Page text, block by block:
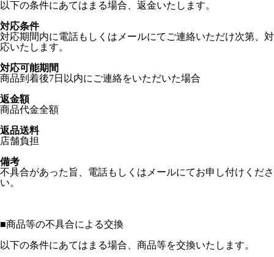
以下の条件にあてはまる場合、返金いたします。
対応条件
対応期間内に電話もしくはメールにてご連絡いただけ次第、対
応いたします。
対応可能期間
商品到着後7日以内にご連絡をいただいた場合
返金額
商品代金全額
返品送料
店舗負担
備考
不具合があった旨、電話もしくはメールにてお申し付けくださ
い。
■商品等の不具合による交換
以下の条件にあてはまる場合、商品等を交換いたします。